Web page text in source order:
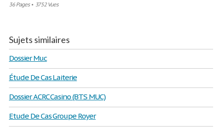
36 Pages• 3752 Vues
Sujets similaires
Dossier Muc
Étude De Cas Laiterie
Dossier ACRC Casino (BTS MUC)
Etude De Cas Groupe Royer